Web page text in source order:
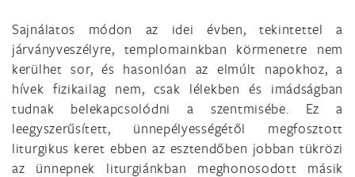
Sajnálatos módon az idei évben, tekintettel a
járványveszélyre, templomainkban körmenetre nem
kerülhet sor, és hasonlóan az elmúlt napokhoz, a
hívek fizikailag nem, csak lélekben és imádságban
tudnak belekapcsolódni a szentmisébe. Ez a
leegyszerűsített, ünnepélyességétől megfosztott
liturgikus keret ebben az esztendőben jobban tükrözi
az ünnepnek liturgiánkban meghonosodott másik